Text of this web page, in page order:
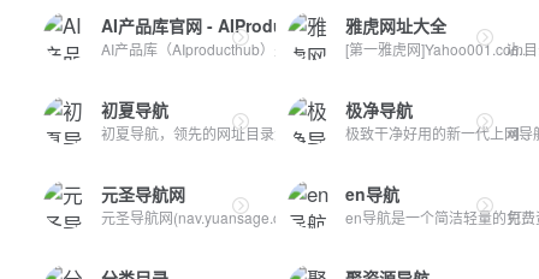
AI产品库官网 - AIProductHub
AI产品库（AIproducthub）是一个专注于AI产品收录与分享的网站...
雅虎网址大全
[第一雅虎网]Yahoo001.com
初夏导航
初夏导航，领先的网址目录大全网站；收录互联网上现存的精品网...
极净导航
极致干净好用的新一代上网
元圣导航网
元圣导航网(nav.yuansage.com)专为程序员、站长、运维工程师打...
en导航
en导航是一个简洁轻量的免